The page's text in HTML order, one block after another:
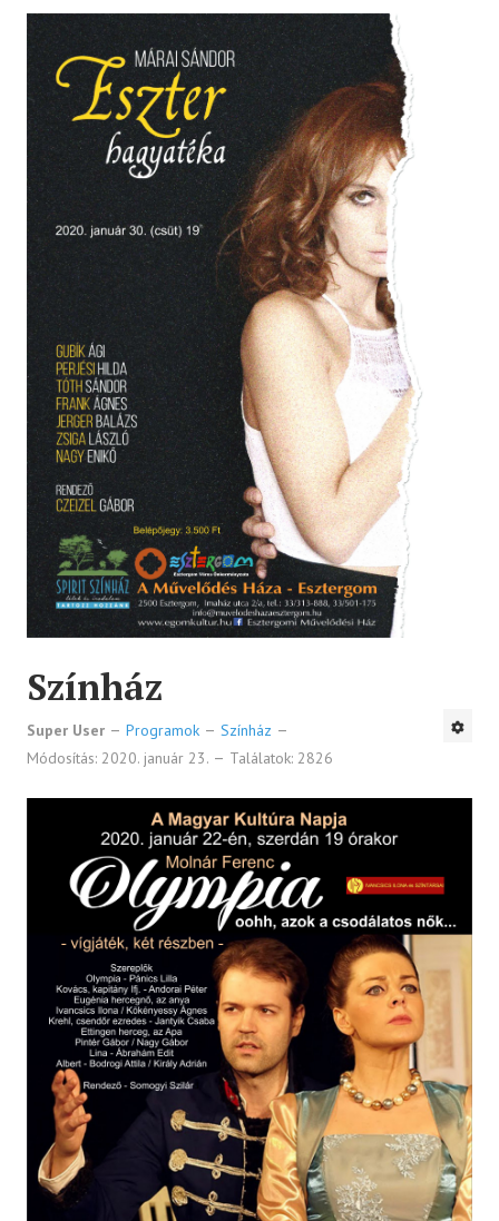
Színház
Super User Programok
Színház
Módosítás: 2020. január 23.
Találatok: 2826